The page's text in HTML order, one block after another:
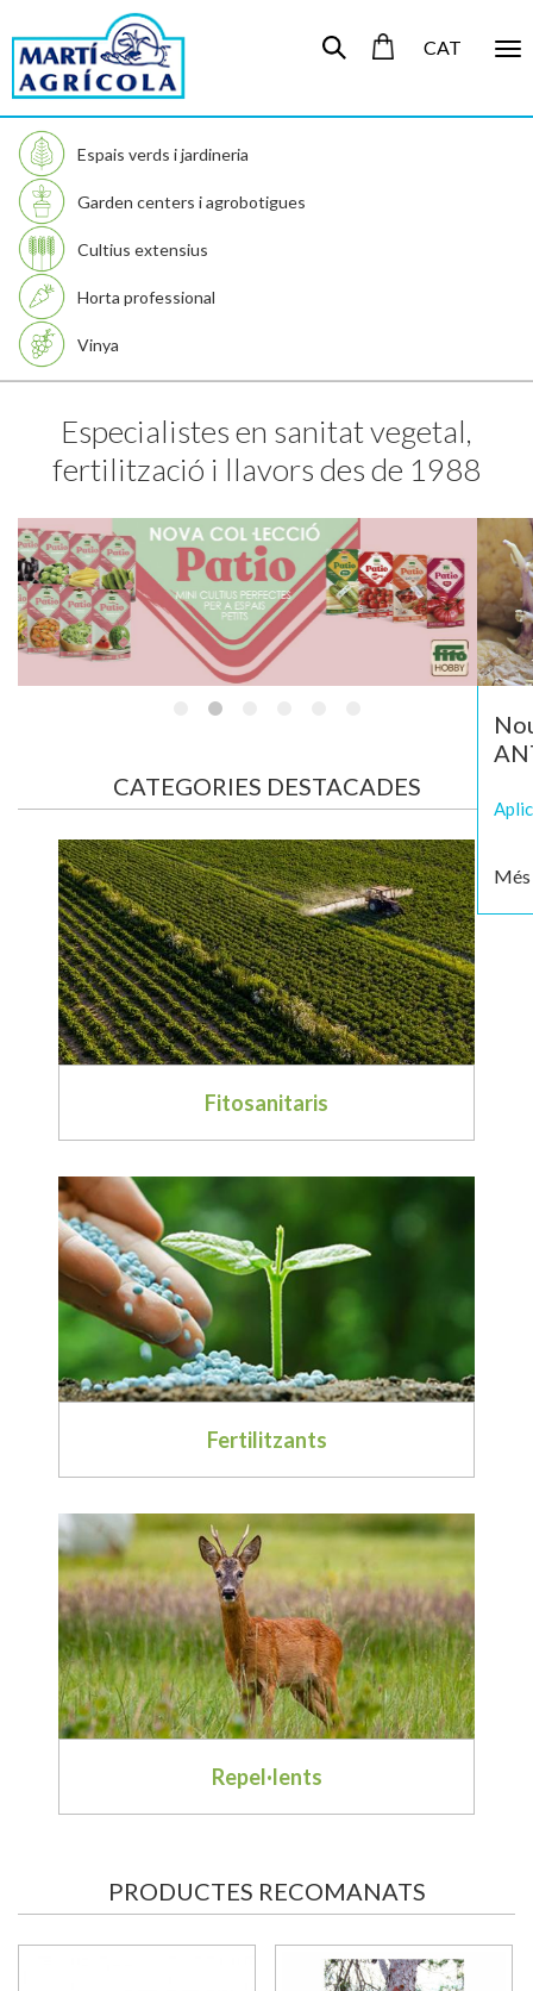
CAT
Espais verds i jardineria
Garden centers i agrobotigues
Cultius extensius
Horta professional
Vinya
Especialistes en sanitat vegetal,
fertilització i llavors des de 1988
Nou antigerminatiu JED GRANET
Aplicació via foliar
Més informació
CATEGORIES DESTACADES
Fitosanitaris
Fertilitzants